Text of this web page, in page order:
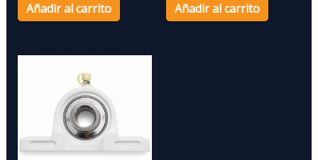
Añadir al carrito Añadir al carrito